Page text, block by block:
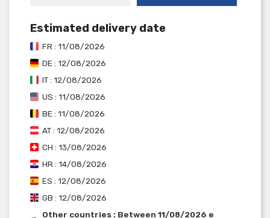
Estimated delivery date
FR : 11/08/2026
DE : 12/08/2026
IT : 12/08/2026
US : 11/08/2026
BE : 11/08/2026
AT : 12/08/2026
CH : 13/08/2026
HR : 14/08/2026
ES : 12/08/2026
GB : 12/08/2026
Other countries : Between 11/08/2026 e